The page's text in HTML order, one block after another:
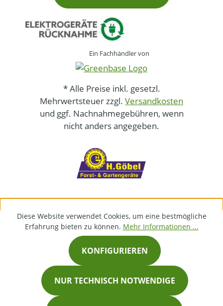
Ein Fachhändler von
* Alle Preise inkl. gesetzl.
Mehrwertsteuer zzgl. Versandkosten
und ggf. Nachnahmegebühren, wenn
nicht anders angegeben.
Diese Website verwendet Cookies, um eine bestmögliche
Erfahrung bieten zu können. Mehr Informationen ...
NUR TECHNISCH NOTWENDIGE
KONFIGURIEREN